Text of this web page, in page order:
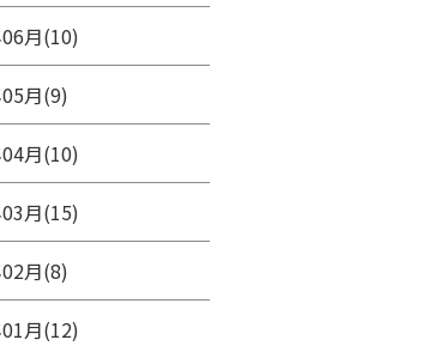
月(10)
月(9)
月(10)
月(15)
月(8)
月(12)